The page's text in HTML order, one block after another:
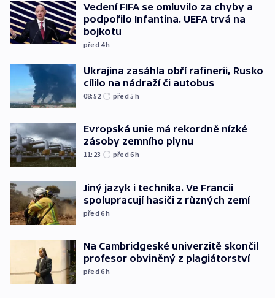
Vedení FIFA se omluvilo za chyby a
podpořilo Infantina. UEFA trvá na
bojkotu
před 4h
Ukrajina zasáhla obří rafinerii, Rusko
cílilo na nádraží či autobus
08:52 před 5h
Evropská unie má rekordně nízké
zásoby zemního plynu
11:23 před 6h
Jiný jazyk i technika. Ve Francii
spolupracují hasiči z různých zemí
před 6h
Na Cambridgeské univerzitě skončil
profesor obviněný z plagiátorství
před 6h